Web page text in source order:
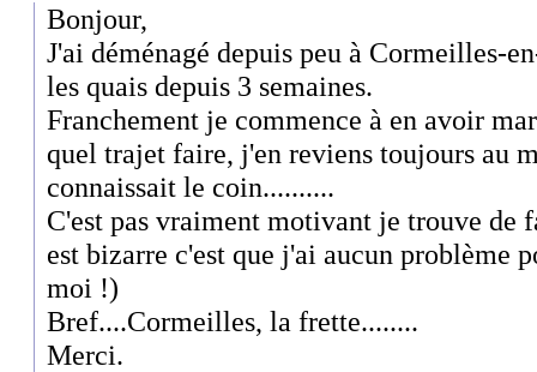
Bonjour,
J'ai déménagé depuis peu à Cormeilles-
les quais depuis 3 semaines.
Franchement je commence à en avoir
quel trajet faire, j'en reviens toujours au
connaissait le coin..........
C'est pas vraiment motivant je trouve de
est bizarre c'est que j'ai aucun problème
moi !)
Bref....Cormeilles, la frette........
Merci.